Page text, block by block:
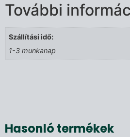
További
Szállítási idő:
1-3 munkanap
Hasonló termékek